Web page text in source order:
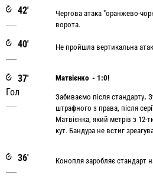
42'
Чергова атака "оранжево-
ворота.
40' Не пройшла вертикальна
37'
Гол
Матвієнко - 1:0!
Забиваємо після стандарту.
штрафного з права, після
Матвієнка, який метрів з 12-
кут. Бандура не встиг
36' Конопля заробляє стандарт